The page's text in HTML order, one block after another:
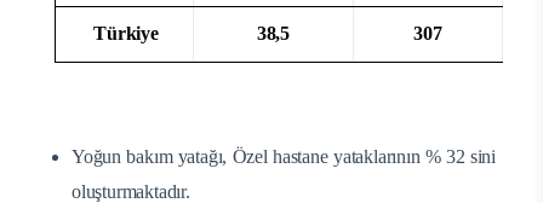
Türkiye 38,5 307
Yoğun bakım yatağı, Özel hastane yataklarının % 32 sini
oluşturmaktadır.